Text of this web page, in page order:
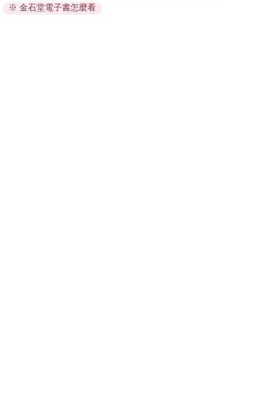
因版權保護，您在金石堂所購買的電子書僅能以金石堂專屬
※ 金石堂電子書怎麼看